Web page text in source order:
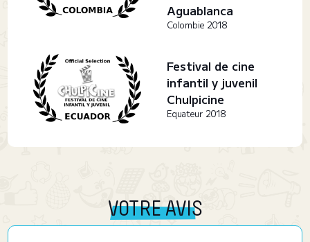
Aguablanca
Colombie 2018
Festival de cine
infantil y juvenil
Chulpicine
Equateur 2018
VOTRE AVIS